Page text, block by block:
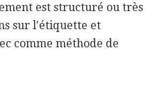
est structuré ou très
sur l'étiquette et
comme méthode de